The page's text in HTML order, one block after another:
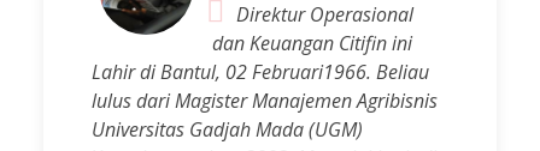
Direktur Operasional
dan Keuangan Citifin ini
Lahir di Bantul, 02 Februari1966. Beliau
lulus dari Magister Manajemen Agribisnis
Universitas Gadjah Mada (UGM)